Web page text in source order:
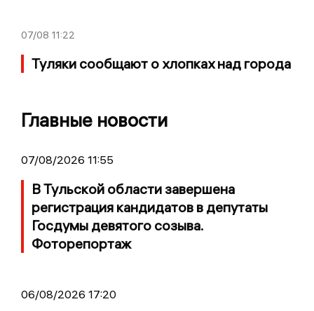
07/08 11:22
Туляки сообщают о хлопках над города
Главные новости
07/08/2026 11:55
В Тульской области завершена
регистрация кандидатов в депутаты
Госдумы девятого созыва.
Фоторепортаж
06/08/2026 17:20